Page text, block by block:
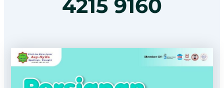
4215 9160